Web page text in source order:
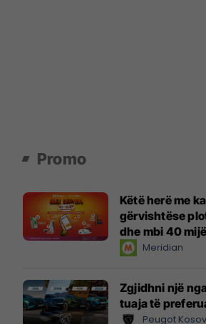
Promo
Këtë herë me
gërvishtëse
dhe mbi 40
instant!Meridian
Zgjidhni një
tuaja të
Peugot